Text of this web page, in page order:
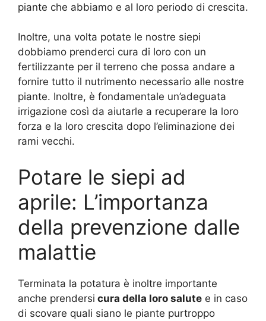
piante che abbiamo e al loro periodo di crescita.
Inoltre, una volta potate le nostre siepi
dobbiamo prenderci cura di loro con un
fertilizzante per il terreno che possa andare a
fornire tutto il nutrimento necessario alle nostre
piante. Inoltre, è fondamentale un’adeguata
irrigazione così da aiutarle a recuperare la loro
forza e la loro crescita dopo l’eliminazione dei
rami vecchi.
Potare le siepi ad
aprile: L’importanza
della prevenzione dalle
malattie
Terminata la potatura è inoltre importante
anche prendersi cura della loro salute e in caso
di scovare quali siano le piante purtroppo